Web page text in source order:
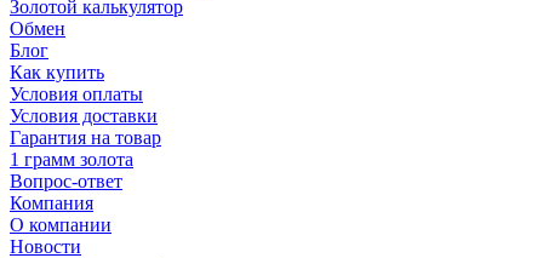
Золотой калькулятор
Обмен
Блог
Как купить
Условия оплаты
Условия доставки
Гарантия на товар
1 грамм золота
Вопрос-ответ
Компания
О компании
Новости